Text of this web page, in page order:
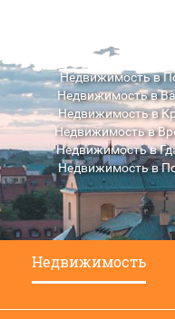
Недвижимость в
Недвижимость в
Недвижимость в
Недвижимость в
Недвижимость в
Недвижимость в
Недвижимость в
Недвижимость